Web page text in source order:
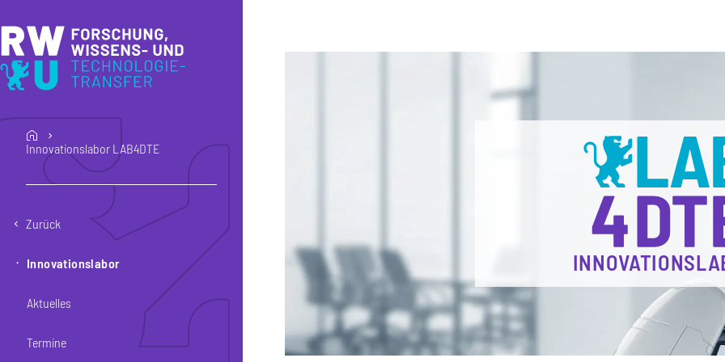
home
Innovationslabor LAB4DTE
Zurück
Innovationslabor
Aktuelles
Termine